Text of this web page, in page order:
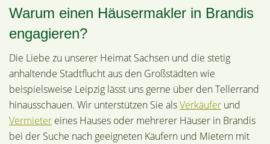
Warum einen Häusermakler in Brandis
engagieren?
Die Liebe zu unserer Heimat Sachsen und die stetig
anhaltende Stadtflucht aus den Großstädten wie
beispielsweise Leipzig lässt uns gerne über den Tellerrand
hinausschauen. Wir unterstützen Sie alsVerkäufer und
Vermieter eines Hauses oder mehrerer Häuser in Brandis
bei der Suche nach geeigneten Käufern und Mietern mit